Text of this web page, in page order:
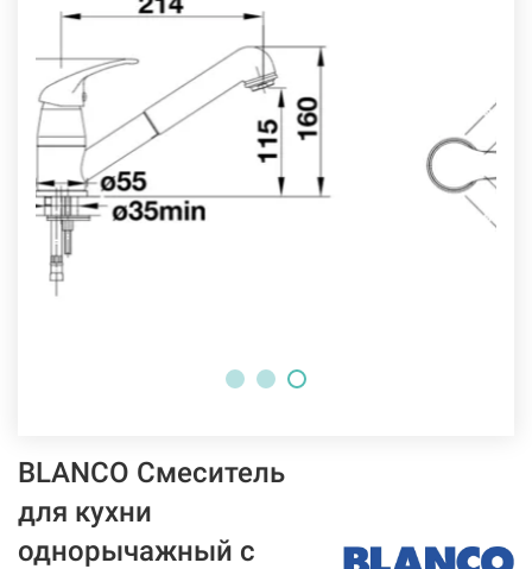
BLANCO Смеситель
для кухни
однорычажный с